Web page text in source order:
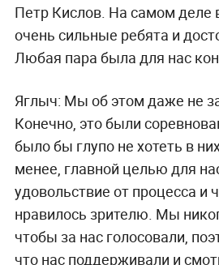
Петр Кислов. На самом деле
очень сильные ребята и
Любая пара была для нас
Яглыч: Мы об этом даже не
Конечно, это были
было бы глупо не хотеть в
менее, главной целью для
удовольствие от процесса и
нравилось зрителю. Мы
чтобы за нас голосовали,
что нас поддерживали и